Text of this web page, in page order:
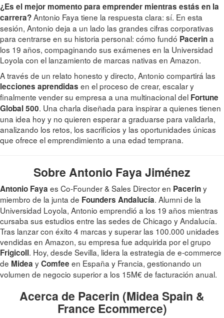
¿Es el mejor momento para emprender mientras estás en la
carrera?Antonio Faya tiene la respuesta clara: sí. En esta
sesión, Antonio deja a un lado las grandes cifras corporativas
para centrarse en su historia personal: cómo fundó Pacerina
los 19 años, compaginando sus exámenes en la Universidad
Loyola con el lanzamiento de marcas nativas en Amazon.
A través de un relato honesto y directo, Antonio compartirá las
lecciones aprendidas en el proceso de crear, escalar y
finalmente vender su empresa a una multinacional del Fortune
Global 500. Una charla diseñada para inspirar a quienes tienen
una idea hoy y no quieren esperar a graduarse para validarla,
analizando los retos, los sacrificios y las oportunidades únicas
que ofrece el emprendimiento a una edad temprana.
Sobre Antonio Faya Jiménez
Antonio Faya es Co-Founder & Sales Director en Paceriny
miembro de la junta de Founders Andalucía. Alumni de la
Universidad Loyola, Antonio emprendió a los 19 años mientras
cursaba sus estudios entre las sedes de Chicago y Andalucía.
Tras lanzar con éxito 4 marcas y superar las 100.000 unidades
vendidas en Amazon, su empresa fue adquirida por el grupo
Frigicoll. Hoy, desde Sevilla, lidera la estrategia de e-commerce
de Midea yComfee en España y Francia, gestionando un
volumen de negocio superior a los 15M€ de facturación anual.
Acerca de Pacerin (Midea Spain &
France Ecommerce)